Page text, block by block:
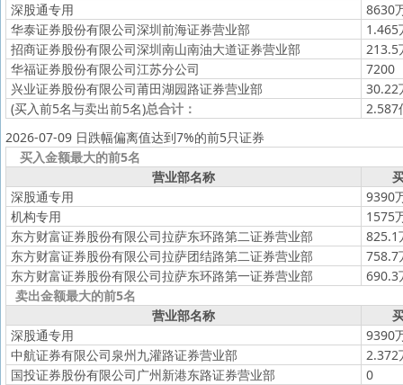
深股通专用
8630
华泰证券股份有限公司深圳前海证券营业部
1.465
招商证券股份有限公司深圳南山南油大道证券营业部
213.5
华福证券股份有限公司江苏分公司
7200
兴业证券股份有限公司莆田湖园路证券营业部
30.22
(买入前5名与卖出前5名)总合计：
2.587
2026-07-09 日跌幅偏离值达到7%的前5只证券
买入金额最大的前5名
营业部名称
深股通专用
9390
机构专用
1575
东方财富证券股份有限公司拉萨东环路第二证券营业部
825.1
东方财富证券股份有限公司拉萨团结路第二证券营业部
758.7
东方财富证券股份有限公司拉萨东环路第一证券营业部
690.3
卖出金额最大的前5名
营业部名称
深股通专用
9390
中航证券有限公司泉州九灌路证券营业部
2.372
国投证券股份有限公司广州新港东路证券营业部
0